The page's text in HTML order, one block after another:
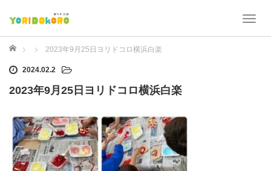
T
ホーム 2023年9月25日ヨリドコロ横浜白楽
2024.02.2
2023年9月25日ヨリドコロ横浜白楽